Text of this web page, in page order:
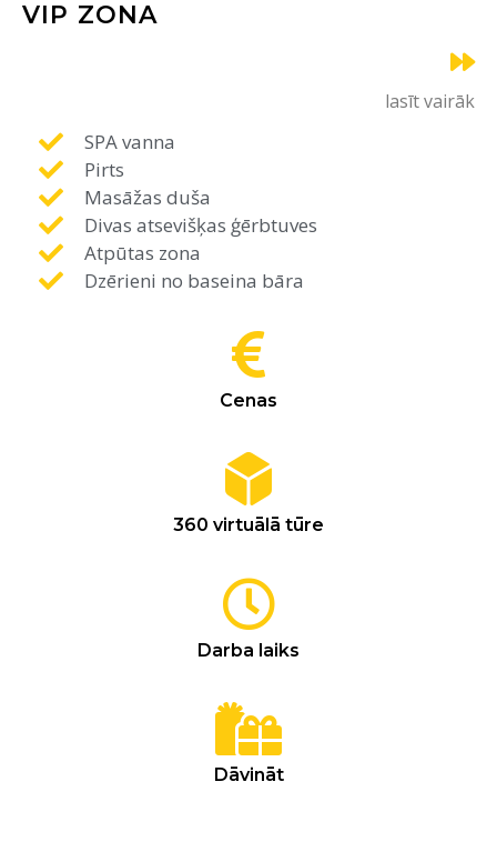
VIP ZONA
lasīt vairāk
SPA vanna
Pirts
Masāžas duša
Divas atsevišķas ģērbtuves
Atpūtas zona
Dzērieni no baseina bāra
Cenas
360 virtuālā tūre
Darba laiks
Dāvināt